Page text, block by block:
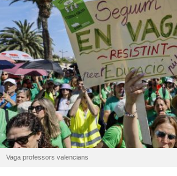
Vaga professors valencians